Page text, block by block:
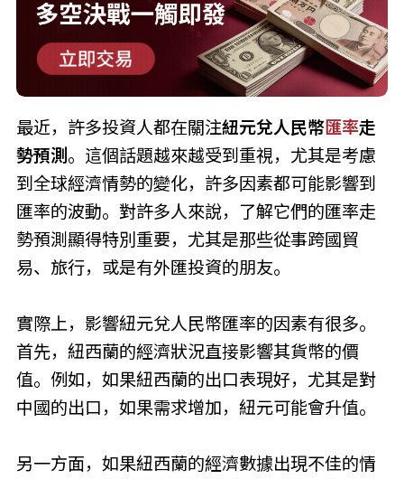
最近，許多投資人都在關注紐元兌人民幣匯率走
勢預測 。這個話題越來越受到重視，尤其是考慮
到全球經濟情勢的變化，許多因素都可能影響到
匯率的波動。對許多人來說，了解它們的匯率走
勢預測顯得特別重要，尤其是那些從事跨國貿
易、旅行，或是有外匯投資的朋友。
實際上，影響紐元兌人民幣匯率的因素有很多。
首先，紐西蘭的經濟狀況直接影響其貨幣的價
值。例如，如果紐西蘭的出口表現好，尤其是對
中國的出口，如果需求增加，紐元可能會升值。
另一方面，如果紐西蘭的經濟數據出現不佳的情